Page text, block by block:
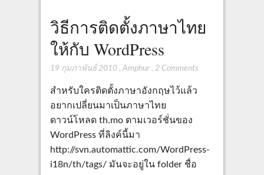
วิธีการติดตั้งภาษาไทย
ให้กับ WordPress
19 กุมภาพันธ์ 2010, Amphur, 2 Comments
สำหรับใครติดตั้งภาษาอังกฤษไว้แล้ว
อยากเปลี่ยนมาเป็นภาษาไทย
ดาวน์โหลด th.mo ตามเวอร์ชั่นของ
WordPress ที่ลิงค์นี้มา
http://svn.automattic.com/WordPress-
i18n/th/tags/ มันจะอยู่ใน folder ชื่อ